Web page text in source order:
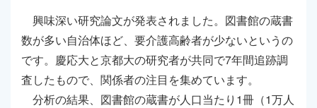
興味深い研究論文が発表されました。図書館の蔵書
数が多い自治体ほど、要介護高齢者が少ないというの
です。慶応大と京都大の研究者が共同で7年間追跡調
査したもので、関係者の注目を集めています。
分析の結果、図書館の蔵書が人口当たり1冊（1万人